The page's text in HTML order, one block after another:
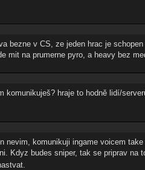
bezne v CS, ze jeden hrac je
mit na prumerne pyro, a heavy bez
komunikuješ? hraje to hodně lidí/
nevim, komunikuji ingame voicem
Kdyz budes sniper, tak se priprav